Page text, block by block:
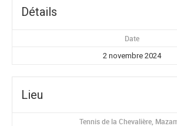
Détails
Date
2 novembre 2024
Lieu
Tennis de la Chevalière,